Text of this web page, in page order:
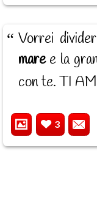
Vorrei
maree la
con te. TI
3